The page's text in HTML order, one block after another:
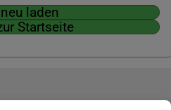
laden
Startseite